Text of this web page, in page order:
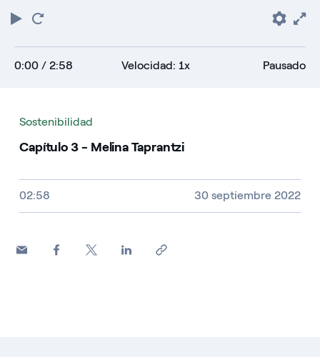
Play
0:00 / 2:58 Velocidad: 1x Pausado
Sostenibilidad
Capítulo 3 - Melina Taprantzi
Tamaño del vídeo, duración y tipo de fichero
02:58 30 septiembre 2022